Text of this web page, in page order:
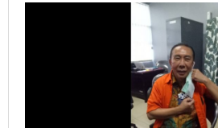
PN